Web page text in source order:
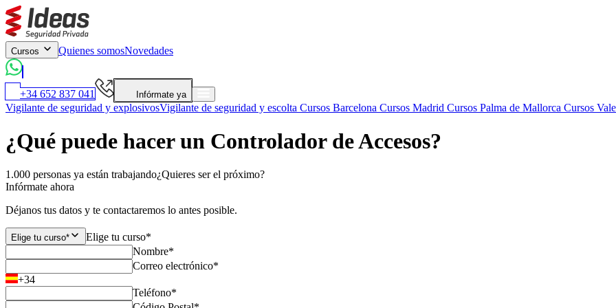
Cursos Quienes somosNovedades
+34 652 837 041 Infórmate ya
Vigilante de seguridad y explosivosVigilante de seguridad y escolta Cursos Barcelona Cursos Madrid Cursos Palma de Mallorca Cursos
¿Qué puede hacer un Controlador de Accesos?
1.000 personas ya están trabajando¿Quieres ser el próximo?
Infórmate ahora
Déjanos tus datos y te contactaremos lo antes posible.
Elige tu curso*
Elige tu curso*
Nombre*
Correo electrónico*
+34
Teléfono*